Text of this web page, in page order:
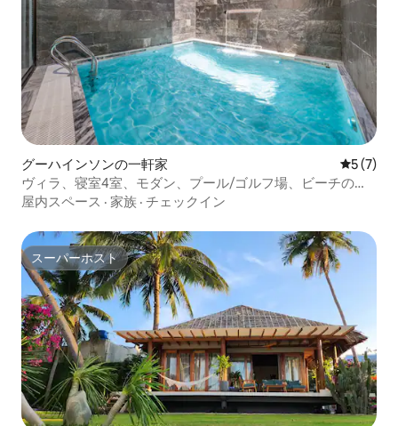
グーハインソンの一軒家 レビュー
5 (7)
ヴィラ、寝室4室、モダン、プール/ゴルフ場、ビーチの近
く/無料空港送迎
屋内スペース · 家族 · チェックイン
スーパーホスト
スーパーホスト